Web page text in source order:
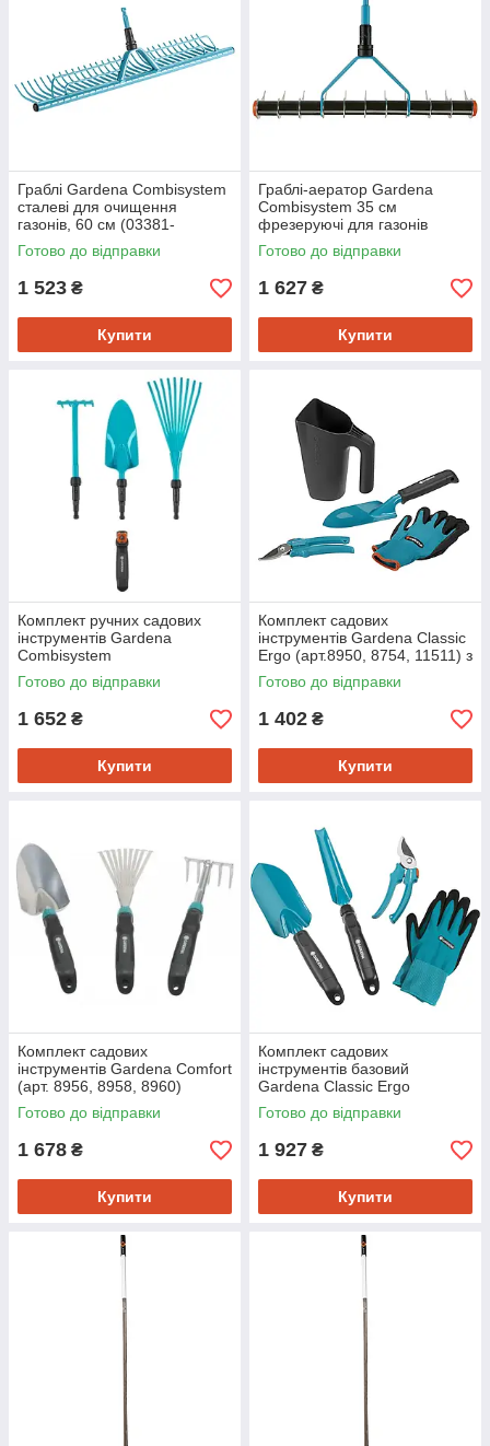
Граблі Gardena Combisystem
сталеві для очищення
газонів, 60 см (03381-
20.000.00)
Готово до відправки
1 523 ₴
Купити
Граблі-аератор Gardena
Combisystem 35 см
фрезеруючі для газонів
(03391-20.000.00)
Готово до відправки
1 627 ₴
Купити
Комплект ручних садових
інструментів Gardena
Combisystem
(арт.8919,8925,8929) (08944-
30.000.00)
Готово до відправки
1 652 ₴
Купити
Комплект садових
інструментів Gardena Classic
Ergo (арт.8950, 8754, 11511) з
ковшем (08966-30.000.00)
Готово до відправки
1 402 ₴
Купити
Комплект садових
інструментів Gardena Comfort
(арт. 8956, 8958, 8960)
(08964-30.000.00)
Готово до відправки
1 678 ₴
Купити
Комплект садових
інструментів базовий
Gardena Classic Ergo
(арт.8950,8935,8754,11511)
(08965-30.000.00)
Готово до відправки
1 927 ₴
Купити